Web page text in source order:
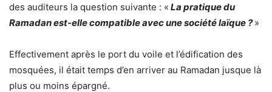
des auditeurs la question suivante : « La pratique du
Ramadan est-elle compatible avec une société laïque ? »
Effectivement après le port du voile et l’édification des
mosquées, il était temps d’en arriver au Ramadan jusque là
plus ou moins épargné.